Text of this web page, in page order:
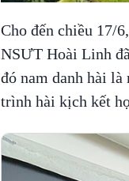
Cho đến chiều 17/
NSƯT Hoài Linh
đó nam danh hài
trình hài kịch kết